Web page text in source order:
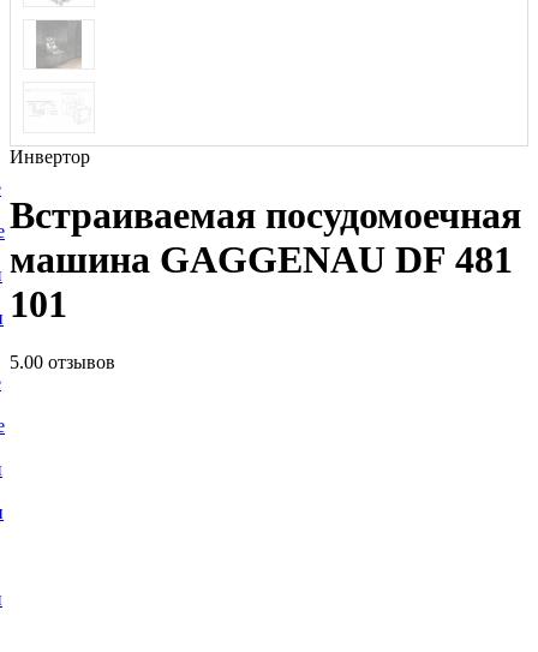
Инвертор
Встраиваемая посудомоечная
машина GAGGENAU DF 481
101
5.00 отзывов